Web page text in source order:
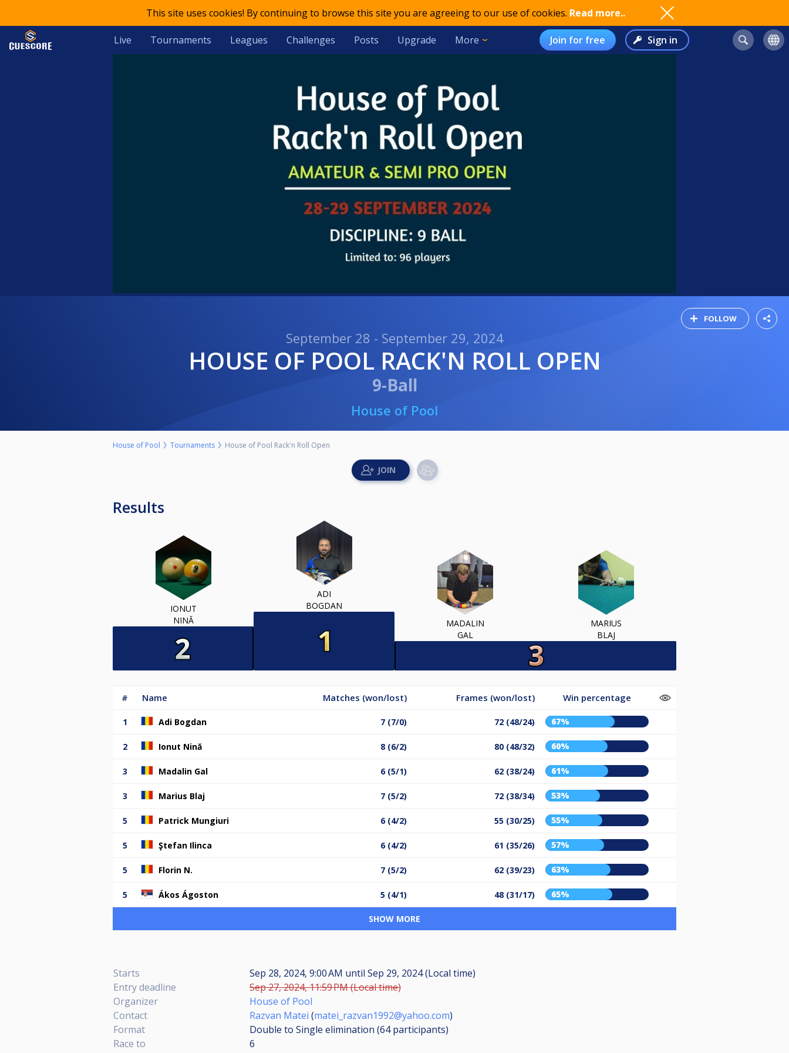
This site uses cookies! By continuing to browse this site you are agreeing to our use of cookies. Read more..
Live Tournaments Leagues Challenges Posts Upgrade More Join for free Sign in
FOLLOW
September 28 - September 29, 2024
HOUSE OF POOL RACK'N ROLL OPEN
9-Ball
House of Pool
House of Pool Tournaments House of Pool Rack'n Roll Open
Results
IONUT
NINĂ
ADI
BOGDAN
MADALIN
GAL
MARIUS
BLAJ
# Name Matches (won/lost) Frames (won/lost) Win percentage
1 Adi Bogdan 7 (7/0) 72 (48/24) 67%
2 Ionut Nină 8 (6/2) 80 (48/32) 60%
3 Madalin Gal 6 (5/1) 62 (38/24) 61%
3 Marius Blaj 7 (5/2) 72 (38/34) 53%
5 Patrick Mungiuri 6 (4/2) 55 (30/25) 55%
5 Ştefan Ilinca 6 (4/2) 61 (35/26) 57%
5 Florin N. 7 (5/2) 62 (39/23) 63%
5 Ákos Ágoston 5 (4/1) 48 (31/17) 65%
SHOW MORE
Starts Sep 28, 2024, 9:00 AM until Sep 29, 2024 (Local time)
Entry deadline
Sep 27, 2024, 11:59 PM (Local time)
Organizer
House of Pool
Contact
Razvan Matei (matei_razvan1992@yahoo.com)
Format
Double to Single elimination (64participants)
Race to
6